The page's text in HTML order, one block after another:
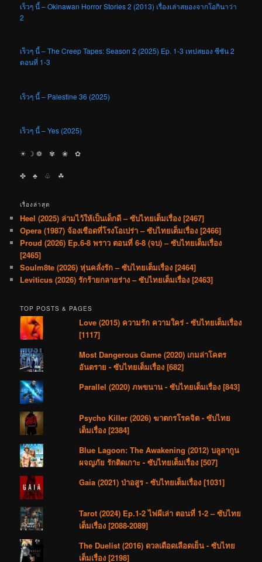
เร็วๆ นี้ – Okinawan Horror Stories 2 (2013) เรื่องเล่าสยองจากโอกินาว่า
2
เร็วๆ นี้ – The Creep Tapes: Season 2 (2025) Ep. 1-3 เทปสยอง ซีซัน 2
ตอนที่ 1-3
เร็วๆ นี้ – Palestine 36 (2025)
เร็วๆ นี้ – Yes (2025)
☀︎ ☽ ❁ ✾ ❀ ✿
✤ ♣︎ ♧ ☘︎
เรื่องล่าสุด
Heel (2025) ล่ามไว้ให้เป็นเด็กดี – ซับไทยเต็มเรื่อง [2467]
Opera (1987) จ้องเชือดที่โรงโอเปร่า – ซับไทยเต็มเรื่อง [2466]
Proud (2026) Ep.6-8 พราว ตอนที่ 6-8 (จบ) – ซับไทยเต็มเรื่อง
[2465]
Soulm8te (2026) หุ่นคลั่งรัก – ซับไทยเต็มเรื่อง [2464]
Leviticus (2026) รักร้ายกลายร่าง – ซับไทยเต็มเรื่อง [2463]
TOP POSTS & PAGES
Love (2015) ความรัก ความใคร่ - ซับไทยเต็มเรื่อง
[1117]
Most Dangerous Game (2020) เกมล่าโคตร
อันตราย - ซับไทยเต็มเรื่อง [682]
Parallel (2020) ภพขนาน - ซับไทยเต็มเรื่อง [843]
Psycho Killer (2026) ฆาตกรโรคจิต - ซับไทย
เต็มเรื่อง [2384]
Blue Lagoon: The Awakening (2012) บลูลากูน
ผจญภัย รักติดเกาะ - ซับไทยเต็มเรื่อง [507]
Gaia (2021) ป่าอสูร - ซับไทยเต็มเรื่อง [1031]
Tarot (2024) Ep.1-2 ไพ่ผีเล่า ตอนที่ 1-2 – ซับไทย
เต็มเรื่อง [2088-2089]
The Duelist (2016) ดวลเดือดเลือดเย็น - ซับไทย
เต็มเรื่อง [2198]